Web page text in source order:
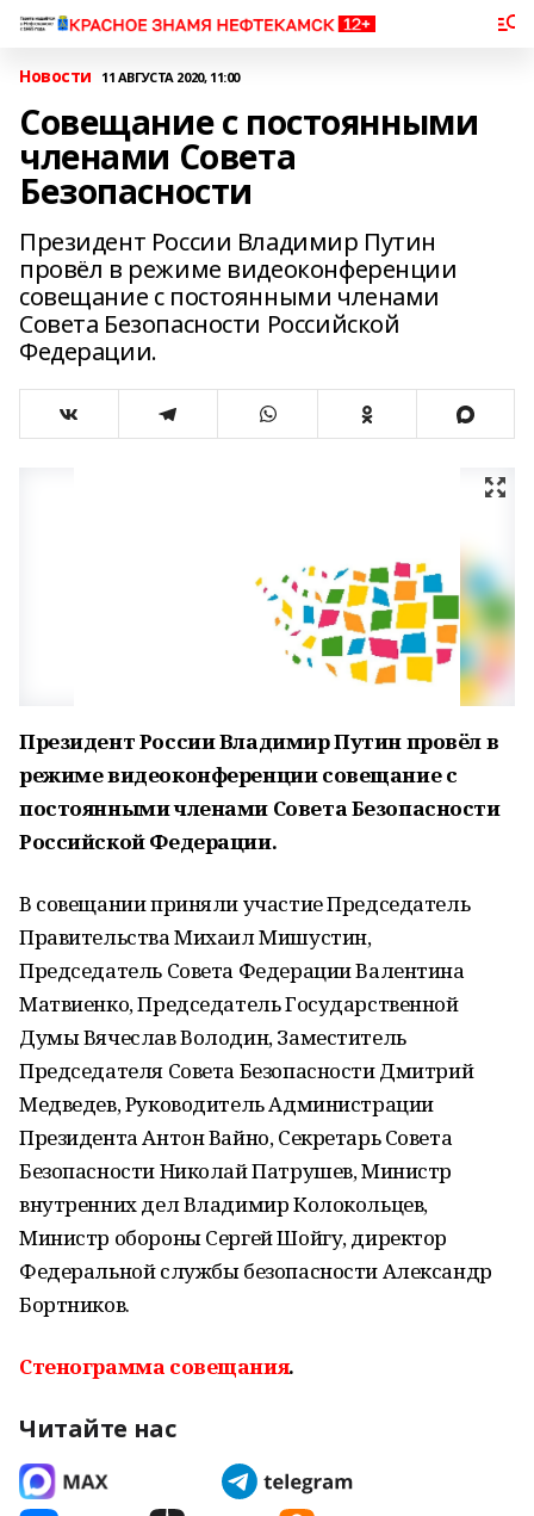
Новости 11 АВГУСТА 2020, 11:00
Совещание с постоянными
членами Совета
Безопасности
Президент России Владимир Путин
провёл в режиме видеоконференции
совещание с постоянными членами
Совета Безопасности Российской
Федерации.
Президент России Владимир Путин провёл в
режиме видеоконференции совещание с
постоянными членами Совета Безопасности
Российской Федерации.
В совещании приняли участие Председатель
Правительства Михаил Мишустин,
Председатель Совета Федерации Валентина
Матвиенко, Председатель Государственной
Думы Вячеслав Володин, Заместитель
Председателя Совета Безопасности Дмитрий
Медведев, Руководитель Администрации
Президента Антон Вайно, Секретарь Совета
Безопасности Николай Патрушев, Министр
внутренних дел Владимир Колокольцев,
Министр обороны Сергей Шойгу, директор
Федеральной службы безопасности Александр
Бортников.
Стенограмма совещания.
Читайте нас